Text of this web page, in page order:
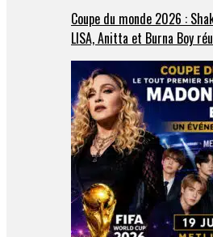
Coupe du monde 2026 :
LISA, Anitta et Burna Boy